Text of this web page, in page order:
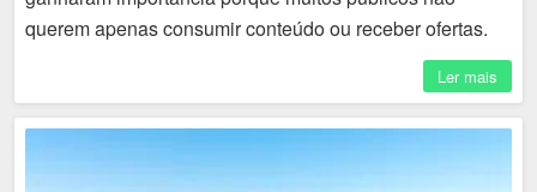
querem apenas consumir conteúdo ou receber ofertas.
Eles buscam espaços de troca, identificação, privacidade
Ler mais